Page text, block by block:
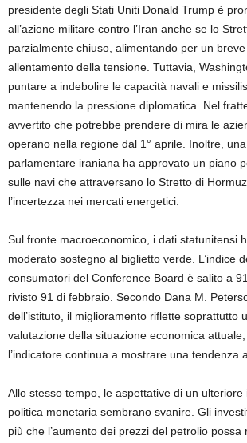
presidente degli Stati Uniti Donald Trump è
all’azione militare contro l’Iran anche se lo
parzialmente chiuso, alimentando per un
allentamento della tensione. Tuttavia,
puntare a indebolire le capacità navali e
mantenendo la pressione diplomatica. Nel
avvertito che potrebbe prendere di mira le
operano nella regione dal 1° aprile. Inoltre,
parlamentare iraniana ha approvato un piano
sulle navi che attraversano lo Stretto di
l’incertezza nei mercati energetici.
Sul fronte macroeconomico, i dati statunitensi
moderato sostegno al biglietto verde. L’indice
consumatori del Conference Board è salito a
rivisto 91 di febbraio. Secondo Dana M.
dell’istituto, il miglioramento riflette soprattutto
valutazione della situazione economica
l’indicatore continua a mostrare una tendenza
Allo stesso tempo, le aspettative di un ulteriore
politica monetaria sembrano svanire. Gli
più che l’aumento dei prezzi del petrolio possa